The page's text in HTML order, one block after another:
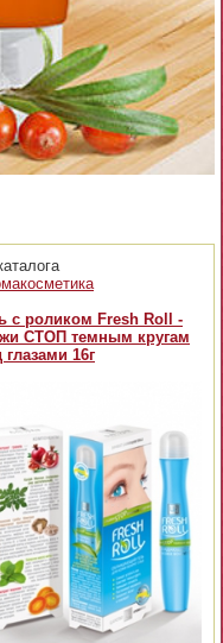
с роликом Fresh Roll -
СТОП темным кругам
глазами 16г